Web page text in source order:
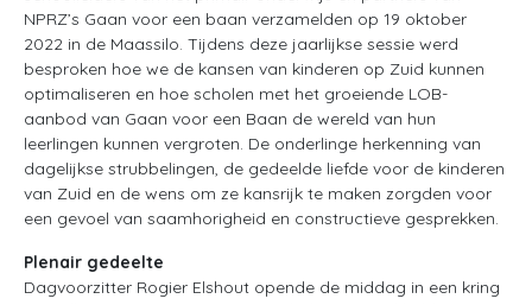
NPRZ’s Gaan voor een baan verzamelden op 19 oktober
2022 in de Maassilo. Tijdens deze jaarlijkse sessie werd
besproken hoe we de kansen van kinderen op Zuid kunnen
optimaliseren en hoe scholen met het groeiende LOB-
aanbod van Gaan voor een Baan de wereld van hun
leerlingen kunnen vergroten. De onderlinge herkenning van
dagelijkse strubbelingen, de gedeelde liefde voor de kinderen
van Zuid en de wens om ze kansrijk te maken zorgden voor
een gevoel van saamhorigheid en constructieve gesprekken.
Plenair gedeelte
Dagvoorzitter Rogier Elshout opende de middag in een kring